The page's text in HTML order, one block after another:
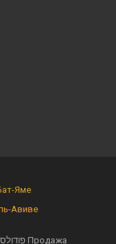
Яме
Авиве
Продажа